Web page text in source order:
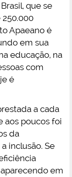
que se
Apaeano é
em sua
educação, na
com
é
a cada
aos poucos foi
da
inclusão. Se
em